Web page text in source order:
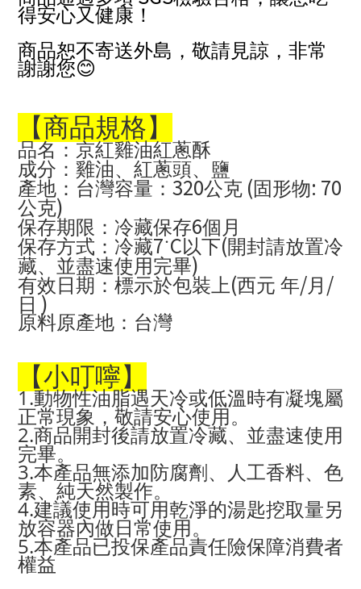
得安心又健康！
商品恕不寄送外島，敬請見諒，非常
謝謝您😊
【商品規格】
品名：京紅雞油紅蔥酥
成分：雞油、紅蔥頭、鹽
產地：台灣容量： 320公克 (固形物: 70
公克)
保存期限：冷藏保存6個月
保存方式：冷藏7˙C以下(開封請放置冷
藏、並盡速使用完畢)
有效日期：標示於包裝上(西元 年/月 /
日 )
原料原產地：台灣
【小叮嚀】
1.動物性油脂遇天冷或低溫時有凝塊屬
正常現象，敬請安心使用。
2.商品開封後請放置冷藏、並盡速使用
完畢。
3.本產品無添加防腐劑、人工香料、色
素、純天然製作。
4.建議使用時可用乾淨的湯匙挖取量另
放容器內做日常使用。
5.本產品已投保產品責任險保障消費者
權益